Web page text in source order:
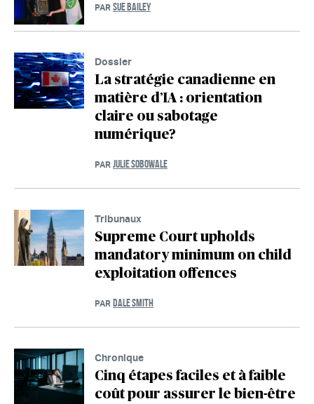
PAR SUE BAILEY
Dossier
La stratégie canadienne en
matière d’IA : orientation
claire ou sabotage
numérique?
PAR JULIE SOBOWALE
Tribunaux
Supreme Court upholds
mandatory minimum on child
exploitation offences
PAR DALE SMITH
Chronique
Cinq étapes faciles et à faible
coût pour assurer le bien-être